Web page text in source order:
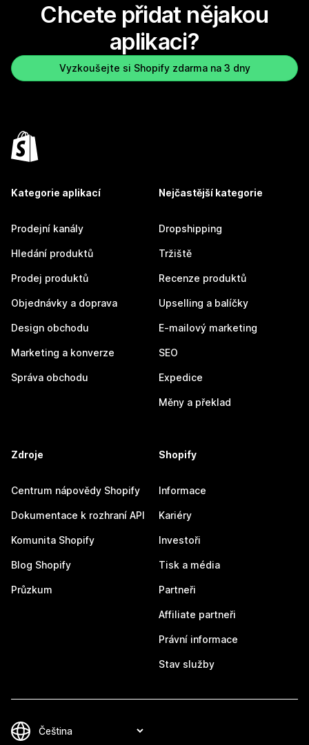
Chcete přidat nějakou
aplikaci?
Vyzkoušejte si Shopify zdarma na 3 dny
Kategorie aplikací
Prodejní kanály
Hledání produktů
Prodej produktů
Objednávky a doprava
Design obchodu
Marketing a konverze
Správa obchodu
Nejčastější kategorie
Dropshipping
Tržiště
Recenze produktů
Upselling a balíčky
E-mailový marketing
SEO
Expedice
Měny a překlad
Zdroje
Centrum nápovědy Shopify
Dokumentace k rozhraní API
Komunita Shopify
Blog Shopify
Průzkum
Shopify
Informace
Kariéry
Investoři
Tisk a média
Partneři
Affiliate partneři
Právní informace
Stav služby